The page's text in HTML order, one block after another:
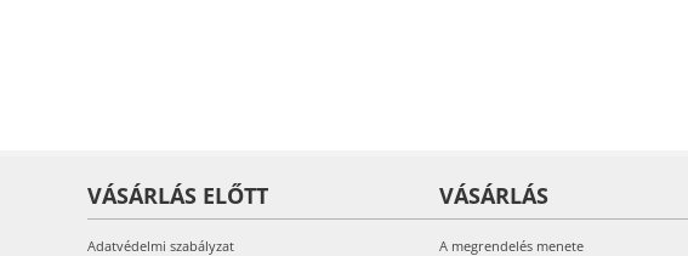
VÁSÁRLÁS ELŐTT
Adatvédelmi szabályzat
VÁSÁRLÁS
A megrendelés menete